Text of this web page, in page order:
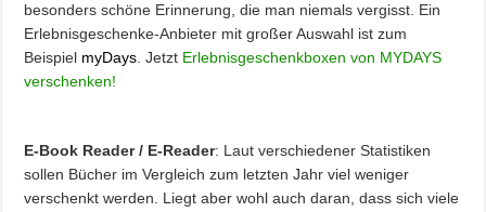
besonders schöne Erinnerung, die man niemals vergisst. Ein
Erlebnisgeschenke-Anbieter mit großer Auswahl ist zum
Beispiel myDays . Jetzt Erlebnisgeschenkboxen von MYDAYS
verschenken!
E-Book Reader / E-Reader: Laut verschiedener Statistiken
sollen Bücher im Vergleich zum letzten Jahr viel weniger
verschenkt werden. Liegt aber wohl auch daran, dass sich viele